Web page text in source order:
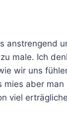
anstrengend
male. Ich
wir uns
aber
viel